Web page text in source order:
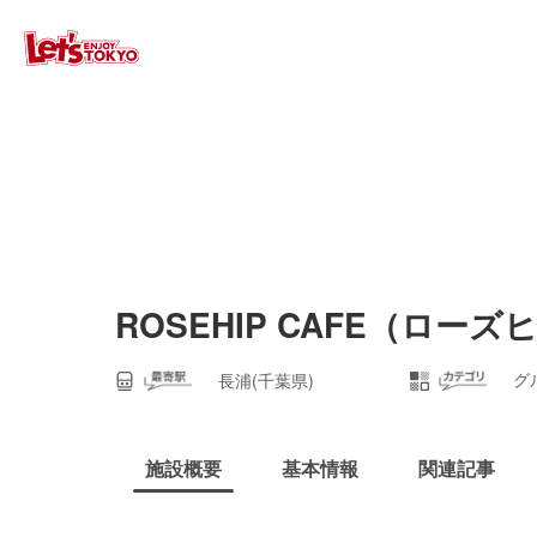
ROSEHIP CAFE（ローズ
長浦(千葉県) グ
施設概要 基本情報 関連記事